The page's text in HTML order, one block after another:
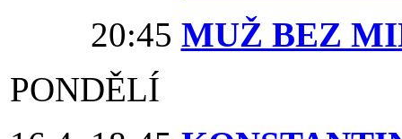
20:45 MUŽ BEZ
PONDĚLÍ